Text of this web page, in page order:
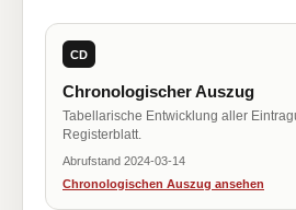
CD
Chronologischer Auszug
Tabellarische Entwicklung aller
Registerblatt.
Abrufstand 2024-03-14
Chronologischen Auszug ansehen